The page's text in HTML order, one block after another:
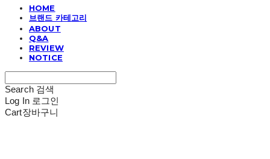
HOME
브랜드 카테고리
ABOUT
Q&A
REVIEW
NOTICE
Search 검색
Log In 로그인
Cart장바구니